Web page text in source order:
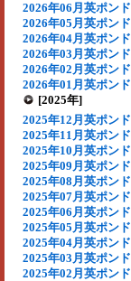
2026年06月英ポン
2026年05月英ポン
2026年04月英ポン
2026年03月英ポン
2026年02月英ポン
2026年01月英ポン
[2025年]
2025年12月英ポン
2025年11月英ポン
2025年10月英ポン
2025年09月英ポン
2025年08月英ポン
2025年07月英ポン
2025年06月英ポン
2025年05月英ポン
2025年04月英ポン
2025年03月英ポン
2025年02月英ポン